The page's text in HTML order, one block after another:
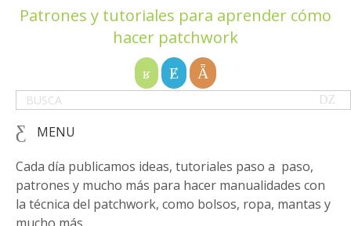
Patrones y tutoriales para aprender cómo
hacer patchwork
MENU
Cada día publicamos ideas, tutoriales paso a paso,
patrones y mucho más para hacer manualidades con
la técnica del patchwork, como bolsos, ropa, mantas y